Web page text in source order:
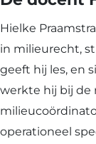
Hielke
in milieurecht,
geeft hij les, en
werkte hij bij de
operationeel